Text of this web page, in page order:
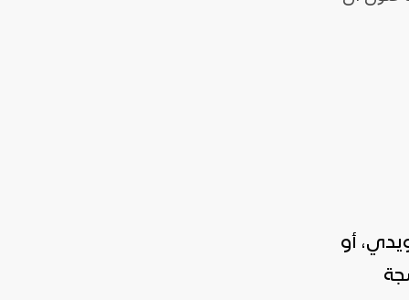
أو